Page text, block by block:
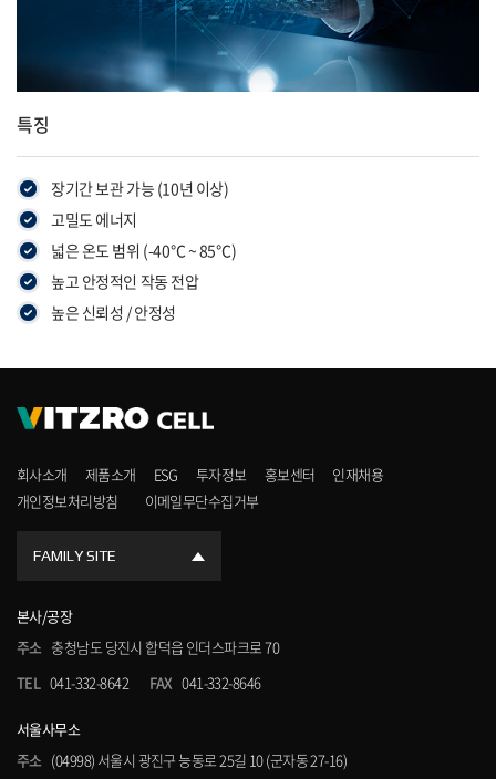
특징
장기간 보관 가능 (10년 이상)
고밀도 에너지
넓은 온도 범위 (-40℃ ~ 85℃)
높고 안정적인 작동 전압
높은 신뢰성 / 안정성
회사소개 제품소개 ESG 투자정보 홍보센터
인재채용
개인정보처리방침
이메일무단수집거부
FAMILY SITE
본사/공장
주소 충청남도 당진시 합덕읍 인더스파크로 70
TEL 041-332-8642 FAX 041-332-8646
서울사무소
주소 (04998) 서울시 광진구 능동로 25길 10 (군자동 27-16)